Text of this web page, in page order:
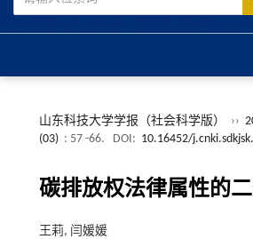
山东科技大学学报（社会科学版） ››
(03) : 57 -66. DOI: 10.16452/
碳排放权法律属性的
王莉, 闫媛媛